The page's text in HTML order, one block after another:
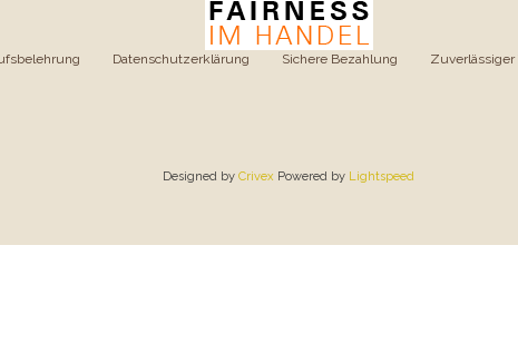
Datenschutzerklärung Sichere Bezahlung Zuverlässiger
Designed by Crivex Powered by Lightspeed